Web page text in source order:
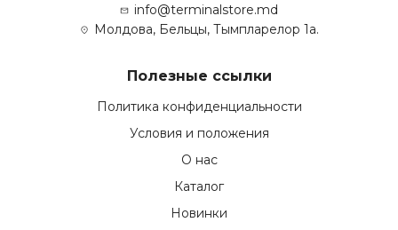
info@terminalstore.md
Молдова, Бельцы, Тымпларелор 1а.
Полезные ссылки
Политика конфиденциальности
Условия и положения
О нас
Каталог
Новинки